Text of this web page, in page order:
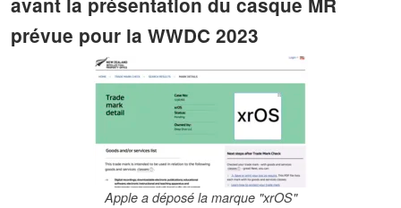
prévue pour la WWDC 2023
Apple a déposé la marque "xrOS"